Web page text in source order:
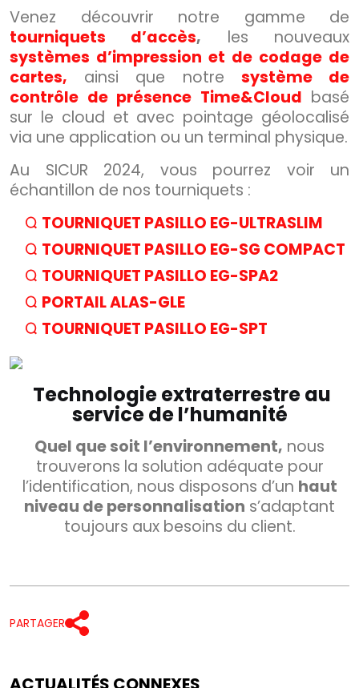
×
CATÉGORIES
Venez découvrir notre gamme de
tourniquets d’accès, les nouveaux
systèmes d’impression et de codage de
cartes, ainsi que notre système de
contrôle de présence Time&Cloud basé
sur le cloud et avec pointage géolocalisé
via une application ou un terminal physique.
Au SICUR 2024, vous pourrez voir un
échantillon de nos tourniquets :
TOURNIQUET PASILLO EG-ULTRASLIM
TOURNIQUET PASILLO EG-SG COMPACT
TOURNIQUET PASILLO EG-SPA2
PORTAIL ALAS-GLE
TOURNIQUET PASILLO EG-SPT
Technologie extraterrestreau
service de l’humanité
Quel que soit l’environnement, nous
trouverons la solution adéquate pour
l’identification, nous disposons d’un haut
niveau de personnalisation s’adaptant
toujours aux besoins du client.
PARTAGER